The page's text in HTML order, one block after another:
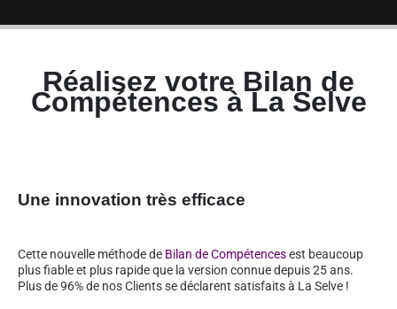
Réalisez votre Bilan de
Compétences à La Selve
Une innovation très efficace
Cette nouvelle méthode de Bilan de Compétencesest beaucoup
plus fiable et plus rapide que la version connue depuis 25 ans.
Plus de 96% de nos Clients se déclarent satisfaits à La Selve !